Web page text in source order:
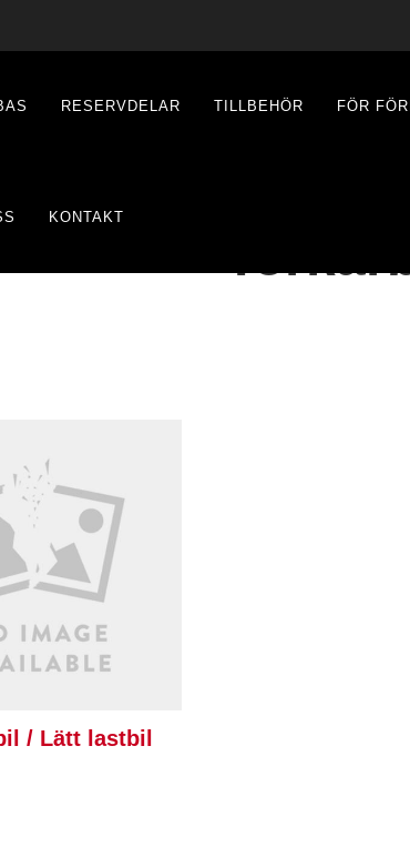
RESERVDELAR TILLBEHÖR FÖR
KONTAKT
/ Lätt lastbil